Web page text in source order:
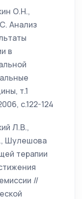
О.Н.,
Анализ
в
т.1
с.122-124
Л.В.,
Шулешова
терапии
//